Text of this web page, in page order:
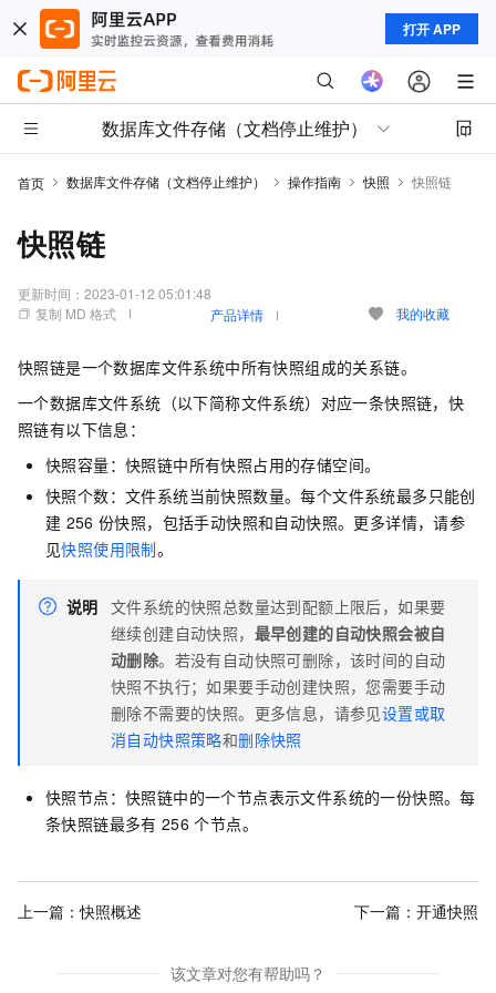
打开 APP
数据库文件存储（文档停止维护）
首页 数据库文件存储（文档停止维护） 操作指南 快照 快照链
快照链
更新时间： 2023-01-12 05:01:48
复制 MD 格式
产品详情 我的收藏
快照链是一个数据库文件系统中所有快照组成的关系链。
一个数据库文件系统（以下简称文件系统）对应一条快照链，快
照链有以下信息：
快照容量：快照链中所有快照占用的存储空间。
快照个数：文件系统当前快照数量。每个文件系统最多只能创
建 256 份快照，包括手动快照和自动快照。更多详情，请参
见快照使用限制。
说明 文件系统的快照总数量达到配额上限后，如果要
继续创建自动快照， 最早创建的自动快照会被自
动删除。若没有自动快照可删除，该时间的自动
快照不执行；如果要手动创建快照，您需要手动
删除不需要的快照。更多信息，请参见设置或取
消自动快照策略和删除快照
快照节点：快照链中的一个节点表示文件系统的一份快照。每
条快照链最多有 256 个节点。
上一篇：快照概述 下一篇： 开通快照
该文章对您有帮助吗？